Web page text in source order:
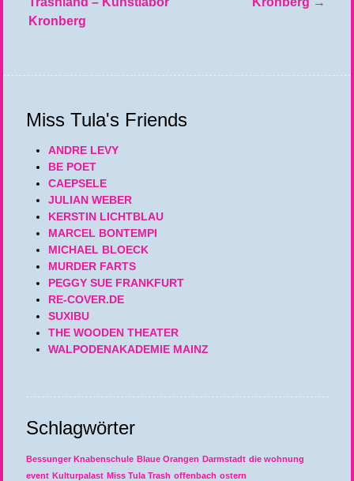
Kronberg
Miss Tula's Friends
ANDRE LEVY
BE POET
CAEPSELE
JULIAN WEBER
KERSTIN LICHTBLAU
MARCEL BONTEMPI
MICHAEL BLOECK
MURDER FARTS
PEGGY SUE FRANKFURT
RE-COVER.DE
SUXIBU
THE WOODEN THEATER
WALPODENAKADEMIE MAINZ
Schlagwörter
Bessunger Knabenschule Blaue Orangen Darmstadt die wohnung
event Kulturpalast Miss Tula Trash offenbach ostern